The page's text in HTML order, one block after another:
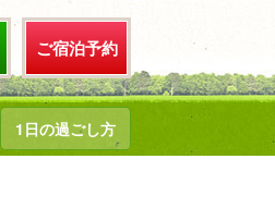
ご宿泊予約
1日の過ごし方